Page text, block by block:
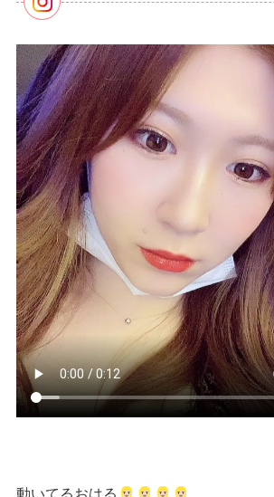
動いてるおはる👱🏻‍♀️👱🏻‍♀️👱🏻‍♀️👱🏻‍♀️